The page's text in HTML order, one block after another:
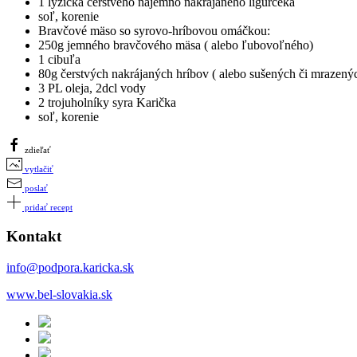
soľ, korenie
Bravčové mäso so syrovo-hríbovou omáčkou:
250g jemného bravčového mäsa ( alebo ľubovoľného)
1 cibuľa
80g čerstvých nakrájaných hríbov ( alebo sušených či
3 PL oleja, 2dcl vody
2 trojuholníky syra Karička
soľ, korenie
zdieľať
vytlačiť
poslať
pridať recept
Kontakt
info@podpora.karicka.sk
www.bel-slovakia.sk